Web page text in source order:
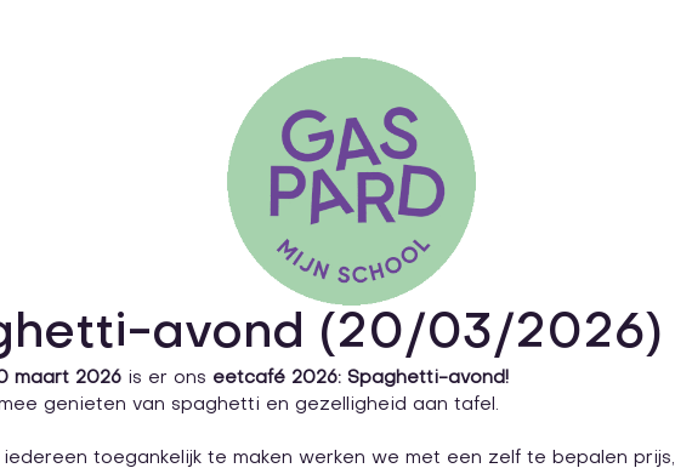
avond (20/03/2026)
maart 2026 is er ons eetcafé 2026: Spaghetti-avond!
mee genieten van spaghetti en gezelligheid aan tafel.
toegankelijk te maken werken we met een zelf te bepalen prijs,